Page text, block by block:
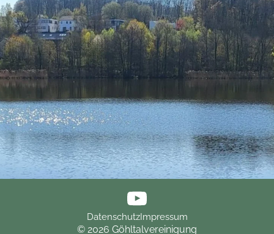
DatenschutzImpressum
© 2026 Göhltalvereinigung